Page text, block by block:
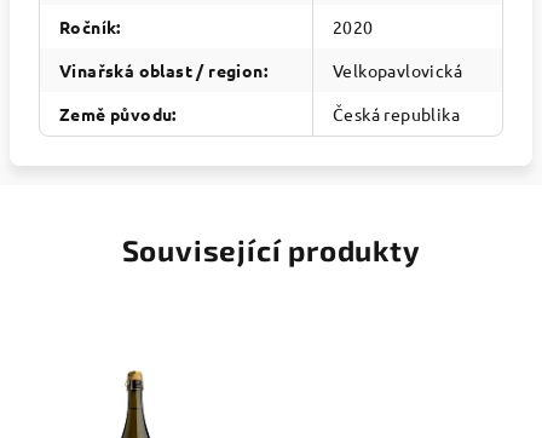
Ročník:
2020
Vinařská oblast / region:
Velkopavlovická
Země původu: Česká republika
Související produkty